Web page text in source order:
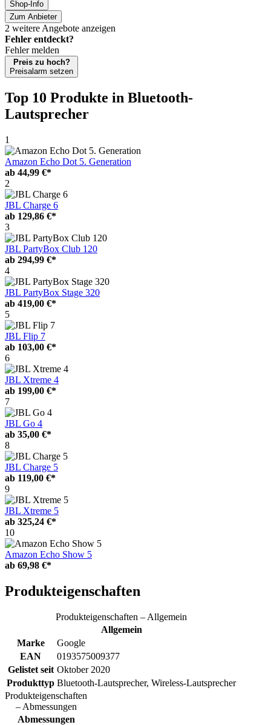
Shop-Info
Zum Anbieter
2 weitere Angebote anzeigen
Fehler entdeckt?
Fehler melden
Preis zu hoch?
Preisalarm setzen
Top 10 Produkte in Bluetooth-
Lautsprecher
1
Amazon Echo Dot 5. Generation
ab 44,99 €*
2
JBL Charge 6
ab 129,86 €*
3
JBL PartyBox Club 120
ab 294,99 €*
4
JBL PartyBox Stage 320
ab 419,00 €*
5
JBL Flip 7
ab 103,00 €*
6
JBL Xtreme 4
ab 199,00 €*
7
JBL Go 4
ab 35,00 €*
8
JBL Charge 5
ab 119,00 €*
9
JBL Xtreme 5
ab 325,24 €*
10
Amazon Echo Show 5
ab 69,98 €*
Produkteigenschaften
Produkteigenschaften – Allgemein
Allgemein
Marke
Google
EAN
0193575009377
Gelistet seit Oktober 2020
Produkttyp Bluetooth-Lautsprecher, Wireless-Lautsprecher
Produkteigenschaften
– Abmessungen
Abmessungen